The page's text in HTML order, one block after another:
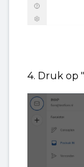
4. Druk op "